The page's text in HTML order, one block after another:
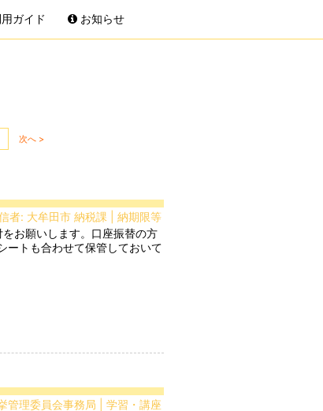
ガイド お知らせ
次へ >
者: 大牟田市 納税課 | 納期限等
ートも合わせて保管しておいて
管理委員会事務局 | 学習・講座